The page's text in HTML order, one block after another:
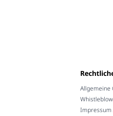
Allgemeine
Impressum